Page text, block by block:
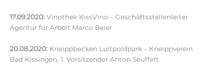
17.09.2020: Vinothek KissVino – Geschäftsstellenleiter
Agentur für Arbeit Marco Beier
20.08.2020: Kneippbecken Luitpoldpark – Kneippverein
Bad Kissingen, 1. Vorsitzender Anton Seuffert